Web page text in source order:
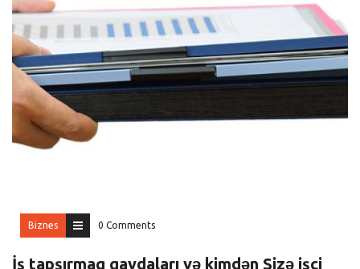
Biznes 0 Comments
İş tapşırmaq qaydaları və kimdən Sizə işçi